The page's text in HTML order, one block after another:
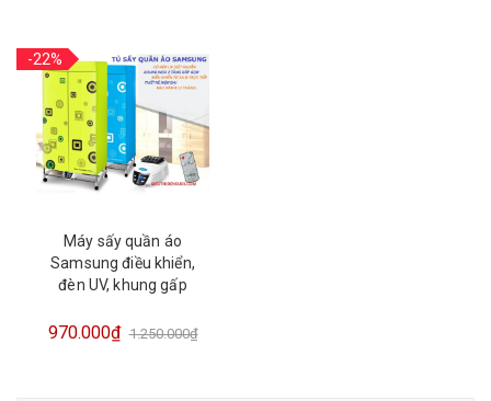
-22%
Máy sấy quần áo
Samsung điều khiển,
đèn UV, khung gấp
970.000₫ 1.250.000₫